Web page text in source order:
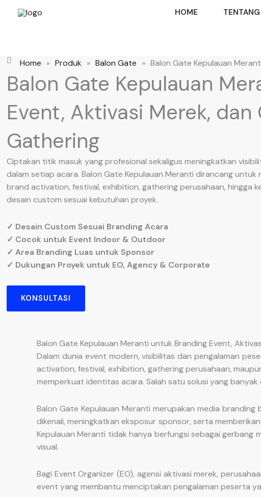
HOME
Home » Produk » Balon Gate » Balon Gate Kepulauan
Balon Gate Kepulauan
Event, Aktivasi Merek,
Gathering
Ciptakan titik masuk yang profesional sekaligus meningkatkan
dalam setiap acara. Balon Gate Kepulauan Meranti dirancang
brand activation, festival, exhibition, gathering perusahaan, hingga
desain custom sesuai kebutuhan proyek.
✓ Desain Custom Sesuai Branding Acara
✓ Cocok untuk Event Indoor & Outdoor
✓ Area Branding Luas untuk Sponsor
✓ Dukungan Proyek untuk EO, Agency & Corporate
KONSULTASI
Balon Gate Kepulauan Meranti untuk Branding Event,
Dalam dunia event modern, visibilitas dan pengalaman
activation, festival, exhibition, gathering perusahaan,
memperkuat identitas acara. Salah satu solusi yang
Balon Gate Kepulauan Meranti merupakan media
dikenali, meningkatkan eksposur sponsor, serta
Kepulauan Meranti tidak hanya berfungsi sebagai
visual.
Bagi Event Organizer (EO), agensi aktivasi merek,
event yang membantu menciptakan pengalaman peserta